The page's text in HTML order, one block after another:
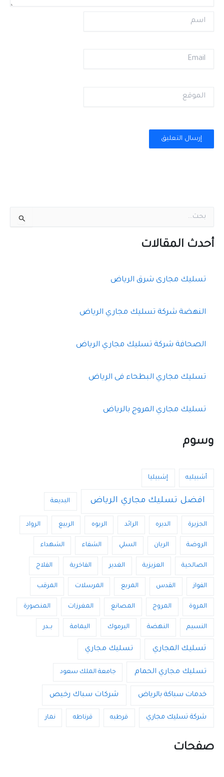
اسم
Email
الموقع
ح
أحدث المقالات
تسليك مجارى شرق الرياض
النهضة شركة تسليك مجاري الرياض
الصحافة شركة تسليك مجاري الرياض
تسليك مجاري البطحاء فى الرياض
تسليك مجاري المروج بالرياض
وسوم
أشبيليه إشبيليا
افضل تسليك مجاري الرياض البديعة
الجزيرة الديره الرائد الربوه الربيع الرواد
الروضة الريان السلي الشفاء الشهداء
الصالحية العزيزية الغدير الفاخرية الفلاح
الفواز القدس المربع المرسلات المرقب
المروة المروج المصانع المغرزات المنصورة
النسيم النهضة اليرموك اليمامة بــدر
تسليك المجاري تسليك مجاري
تسليك مجاري الحمام جامعة الملك سعود
خدمات سباكة بالرياض شركات سباك رخيص
شركة تسليك مجاري قرطبه قرناطه نمار
صفحات